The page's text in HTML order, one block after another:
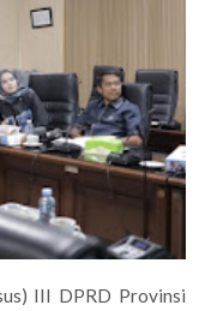
III DPRD Provinsi